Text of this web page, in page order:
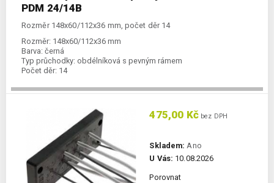
PDM 24/14B
Rozměr 148x60/112x36 mm, počet děr 14
Rozměr: 148x60/112x36 mm
Barva: černá
Typ průchodky: obdélníková s pevným rámem
Počet děr: 14
475,00 Kč bez DPH
Skladem: Ano
U Vás: 10.08.2026
Porovnat